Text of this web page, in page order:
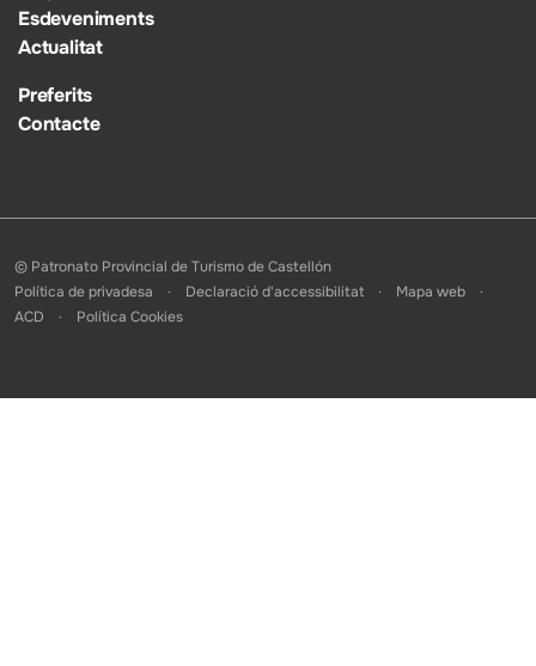
Esdeveniments
Actualitat
Preferits
Contacte
© Patronato Provincial de Turismo de Castellón
Política de privadesa
Declaració d'accessibilitat
Mapa web
ACD
Política Cookies